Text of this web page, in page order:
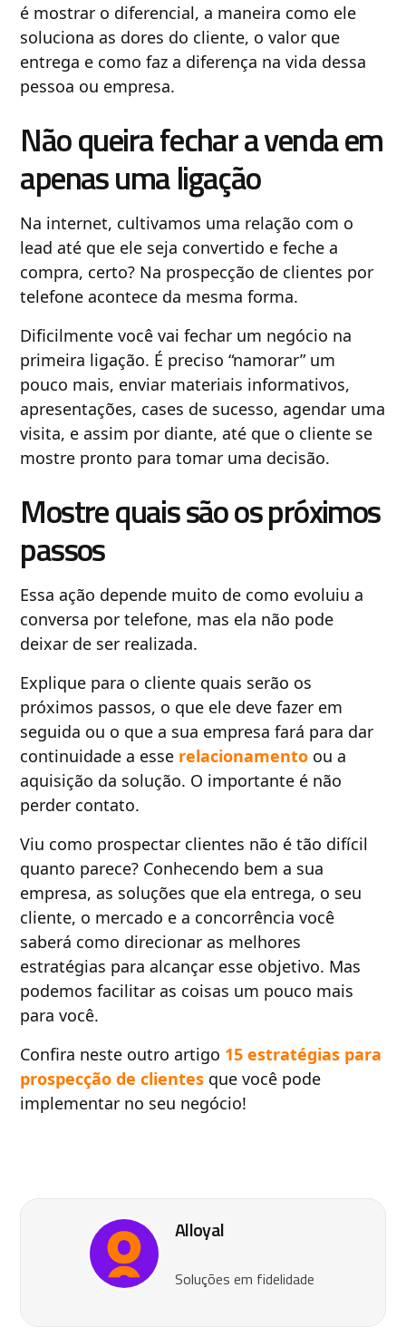
é mostrar o diferencial, a maneira como ele
soluciona as dores do cliente, o valor que
entrega e como faz a diferença na vida dessa
pessoa ou empresa.
Não queira fechar a venda em
apenas uma ligação
Na internet, cultivamos uma relação com o
lead até que ele seja convertido e feche a
compra, certo? Na prospecção de clientes por
telefone acontece da mesma forma.
Dificilmente você vai fechar um negócio na
primeira ligação. É preciso “namorar” um
pouco mais, enviar materiais informativos,
apresentações, cases de sucesso, agendar uma
visita, e assim por diante, até que o cliente se
mostre pronto para tomar uma decisão.
Mostre quais são os próximos
passos
Essa ação depende muito de como evoluiu a
conversa por telefone, mas ela não pode
deixar de ser realizada.
Explique para o cliente quais serão os
próximos passos, o que ele deve fazer em
seguida ou o que a sua empresa fará para dar
continuidade a esse relacionamento ou a
aquisição da solução. O importante é não
perder contato.
Viu como prospectar clientes não é tão difícil
quanto parece? Conhecendo bem a sua
empresa, as soluções que ela entrega, o seu
cliente, o mercado e a concorrência você
saberá como direcionar as melhores
estratégias para alcançar esse objetivo. Mas
podemos facilitar as coisas um pouco mais
para você.
Confira neste outro artigo 15 estratégias para
prospecção de clientes que você pode
implementar no seu negócio!
Alloyal
Soluções em fidelidade